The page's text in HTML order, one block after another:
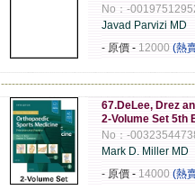
No：-
Javad Parvizi MD
- 原價 - 12000 (熱
67.DeLee, Drez
2-Volume Set 5th
No：-
Mark D. Miller MD
- 原價 - 14000 (熱